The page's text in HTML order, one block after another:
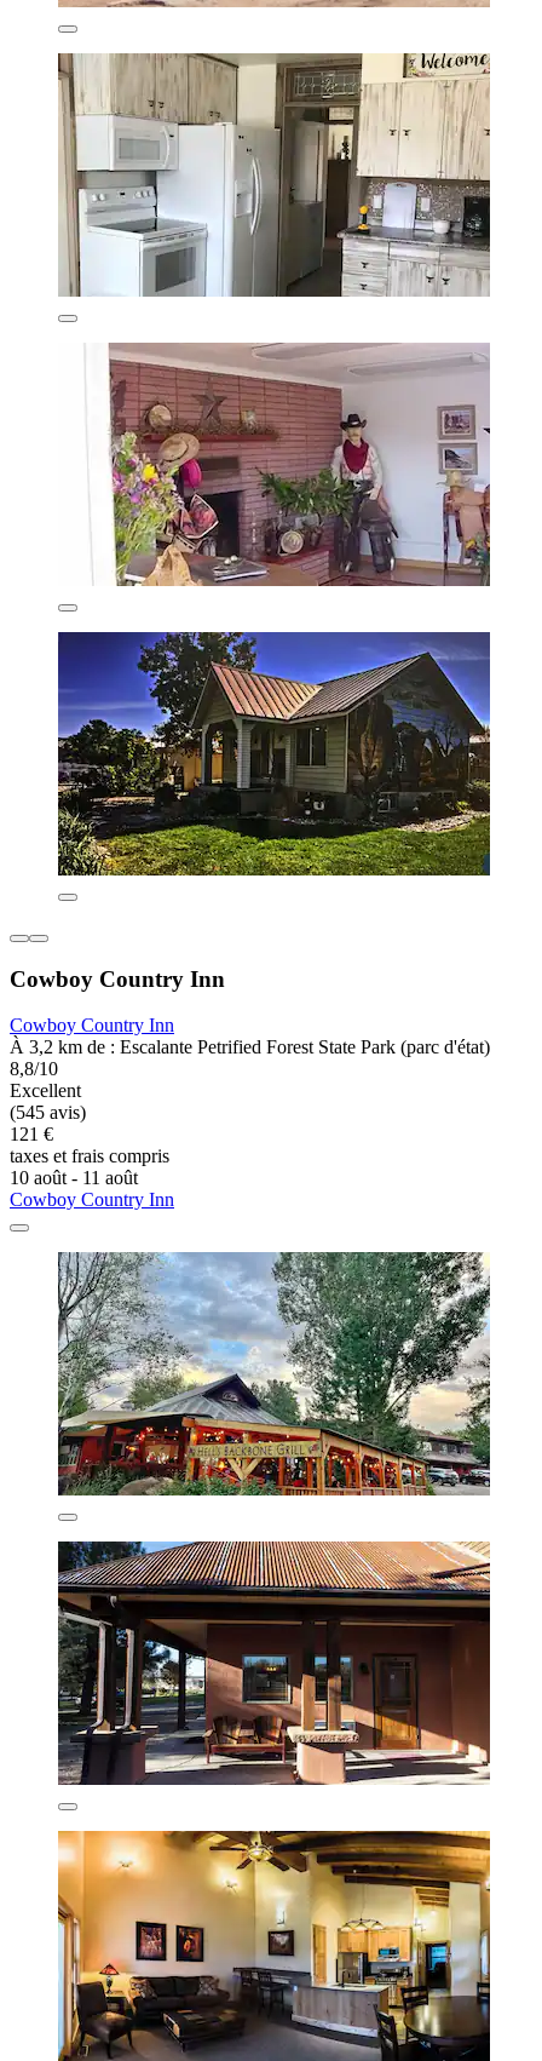
Cowboy Country Inn
Cowboy Country Inn
À 3,2 km de : Escalante Petrified Forest State Park (parc d'état)
8,8/10
Excellent
(545 avis)
121 €
taxes et frais compris
10 août - 11 août
Cowboy Country Inn